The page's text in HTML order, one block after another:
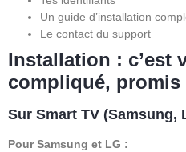
Un guide d’installation
Le contact du support
Installation : c’est
compliqué, promis
Sur Smart TV (Samsung,
Pour Samsung et LG :